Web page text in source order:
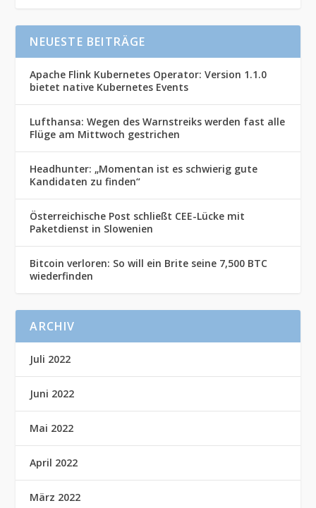
NEUESTE BEITRÄGE
Apache Flink Kubernetes Operator: Version 1.1.0
bietet native Kubernetes Events
Lufthansa: Wegen des Warnstreiks werden fast alle
Flüge am Mittwoch gestrichen
Headhunter: „Momentan ist es schwierig gute
Kandidaten zu finden“
Österreichische Post schließt CEE-Lücke mit
Paketdienst in Slowenien
Bitcoin verloren: So will ein Brite seine 7,500 BTC
wiederfinden
ARCHIV
Juli 2022
Juni 2022
Mai 2022
April 2022
März 2022